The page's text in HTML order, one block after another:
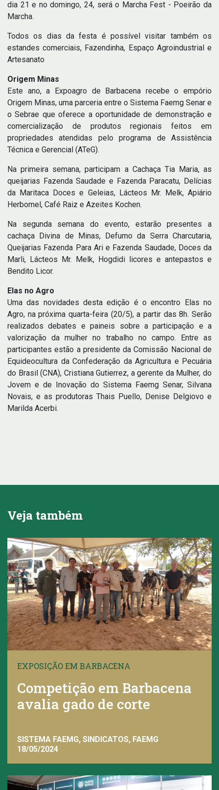
dia 21 e no domingo, 24, será o Marcha Fest - Poeirão da
Marcha.
Todos os dias da festa é possível visitar também os
estandes comerciais, Fazendinha, Espaço Agroindustrial e
Artesanato
Origem Minas
Este ano, a Expoagro de Barbacena recebe o empório
Origem Minas, uma parceria entre o Sistema Faemg Senar e
o Sebrae que oferece a oportunidade de demonstração e
comercialização de produtos regionais feitos em
propriedades atendidas pelo programa de Assistência
Técnica e Gerencial (ATeG).
Na primeira semana, participam a Cachaça Tia Maria, as
queijarias Fazenda Saudade e Fazenda Paracatu, Delícias
da Maritaca Doces e Geleias, Lácteos Mr. Melk, Apiário
Herbomel, Café Raiz e Azeites Kochen.
Na segunda semana do evento, estarão presentes a
cachaça Divina de Minas, Defumo da Serra Charcutaria,
Queijarias Fazenda Para Ari e Fazenda Saudade, Doces da
Marli, Lácteos Mr. Melk, Hogdidi licores e antepastos e
Bendito Licor.
Elas no Agro
Uma das novidades desta edição é o encontro Elas no
Agro, na próxima quarta-feira (20/5), a partir das 8h. Serão
realizados debates e paineis sobre a participação e a
valorização da mulher no trabalho no campo. Entre as
participantes estão a presidente da Comissão Nacional de
Equideocultura da Confederação da Agricultura e Pecuária
do Brasil (CNA), Cristiana Gutierrez, a gerente da Mulher, do
Jovem e de Inovação do Sistema Faemg Senar, Silvana
Novais, e as produtoras Thais Puello, Denise Delgiovo e
Marilda Acerbi.
Veja também
EXPOSIÇÃO EM BARBACENA
Competição em Barbacena
avalia gado de corte
SISTEMA FAEMG, SINDICATOS, FAEMG
18/05/2024